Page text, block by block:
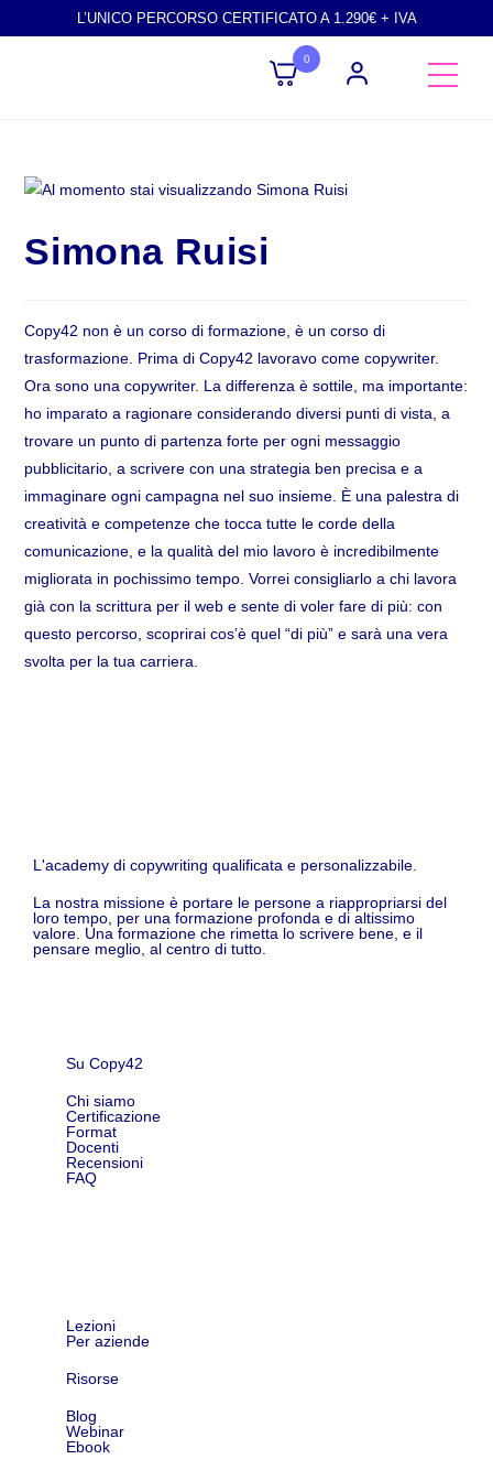
L’UNICO PERCORSO CERTIFICATO A 1.290€ + IVA
0
Simona Ruisi
Copy42 non è un corso di formazione, è un corso di
trasformazione. Prima di Copy42 lavoravo come copywriter.
Ora sono una copywriter. La differenza è sottile, ma importante:
ho imparato a ragionare considerando diversi punti di vista, a
trovare un punto di partenza forte per ogni messaggio
pubblicitario, a scrivere con una strategia ben precisa e a
immaginare ogni campagna nel suo insieme. È una palestra di
creatività e competenze che tocca tutte le corde della
comunicazione, e la qualità del mio lavoro è incredibilmente
migliorata in pochissimo tempo. Vorrei consigliarlo a chi lavora
già con la scrittura per il web e sente di voler fare di più: con
questo percorso, scoprirai cos’è quel “di più” e sarà una vera
svolta per la tua carriera.
L'academy di copywriting qualificata e personalizzabile.
La nostra missione è portare le persone a riappropriarsi del
loro tempo, per una formazione profonda e di altissimo
valore. Una formazione che rimetta lo scrivere bene, e il
pensare meglio, al centro di tutto.
Su Copy42
Chi siamo
Certificazione
Format
Docenti
Recensioni
FAQ
Lezioni
Per aziende
Risorse
Blog
Webinar
Ebook